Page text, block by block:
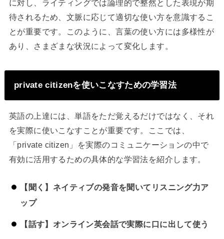
に対し、ライティングでは論理的で整然とした表現が期
待されるため、文脈に応じて適切な使い方を意識するこ
とが重要です。このように、言葉の使い方には多様性が
あり、さまざまな状況によって変化します。
private citizenを使いこなすための学習法
英語の上達には、単語をただ覚えるだけではなく、それ
を実際に使いこなすことが重要です。ここでは、
「private citizen」を実際のコミュニケーションの中で
有効に活用するための具体的な学習法を紹介します。
【聞く】ネイティブの発音を聞いてリスニング力ア
ップ
【話す】オンライン英会話で実際に口に出して使う